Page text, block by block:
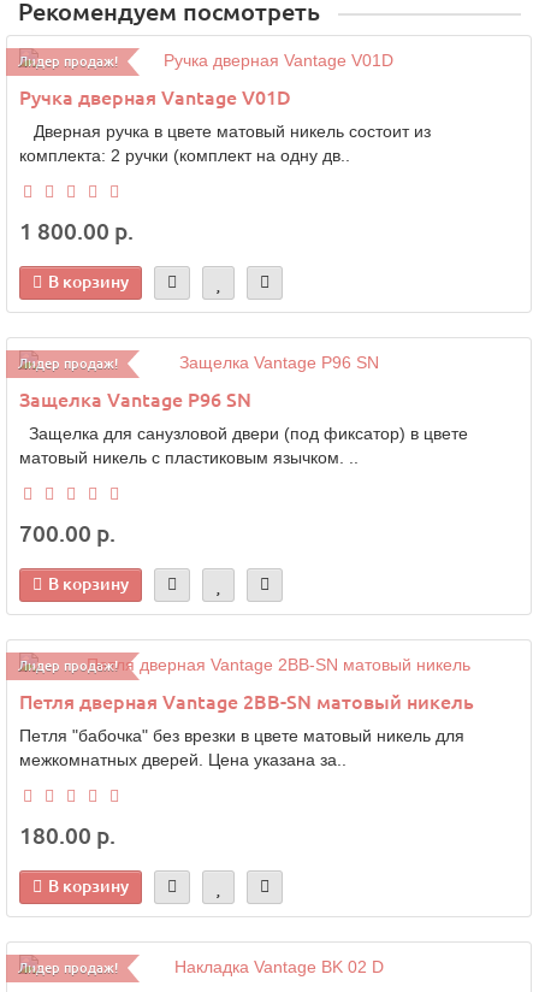
Рекомендуем посмотреть
Лидер продаж!
Ручка дверная Vantage V01D
Дверная ручка в цвете матовый никель состоит из
комплекта: 2 ручки (комплект на одну дв..
1 800.00 р.
В корзину
Лидер продаж!
Защелка Vantage P96 SN
Защелка для санузловой двери (под фиксатор) в цвете
матовый никель с пластиковым язычком. ..
700.00 р.
В корзину
Лидер продаж!
Петля дверная Vantage 2BB-SN матовый никель
Петля "бабочка" без врезки в цвете матовый никель для
межкомнатных дверей. Цена указана за..
180.00 р.
В корзину
Лидер продаж!